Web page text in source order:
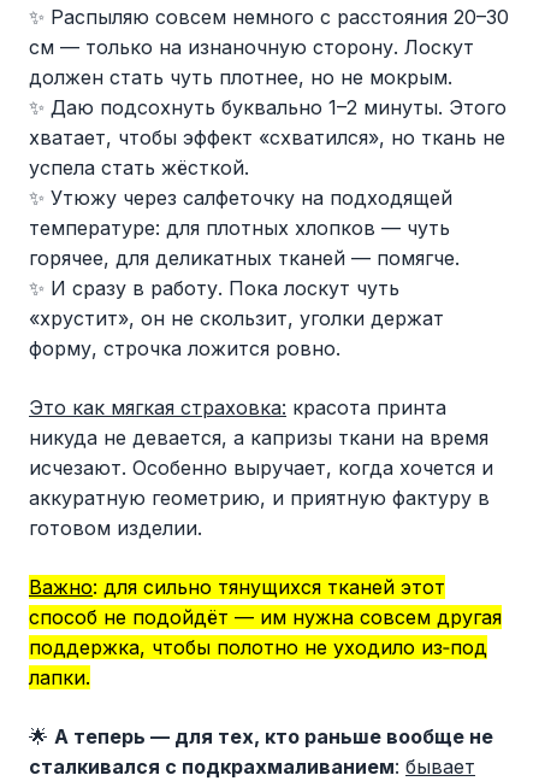
✨ Распыляю совсем немного с расстояния 20–30
см — только на изнаночную сторону. Лоскут
должен стать чуть плотнее, но не мокрым.
✨ Даю подсохнуть буквально 1–2 минуты. Этого
хватает, чтобы эффект «схватился», но ткань не
успела стать жёсткой.
✨ Утюжу через салфеточку на подходящей
температуре: для плотных хлопков — чуть
горячее, для деликатных тканей — помягче.
✨ И сразу в работу. Пока лоскут чуть
«хрустит», он не скользит, уголки держат
форму, строчка ложится ровно.
Это как мягкая страховка: красота принта
никуда не девается, а капризы ткани на время
исчезают. Особенно выручает, когда хочется и
аккуратную геометрию, и приятную фактуру в
готовом изделии.
Важно: для сильно тянущихся тканей этот
способ не подойдёт — им нужна совсем другая
поддержка, чтобы полотно не уходило из‑под
лапки.
🌟 А теперь — для тех, кто раньше вообще не
сталкивался с подкрахмаливанием: бывает